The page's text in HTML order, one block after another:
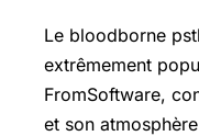
Le bloodborne
extrêmement
FromSoftware,
et son